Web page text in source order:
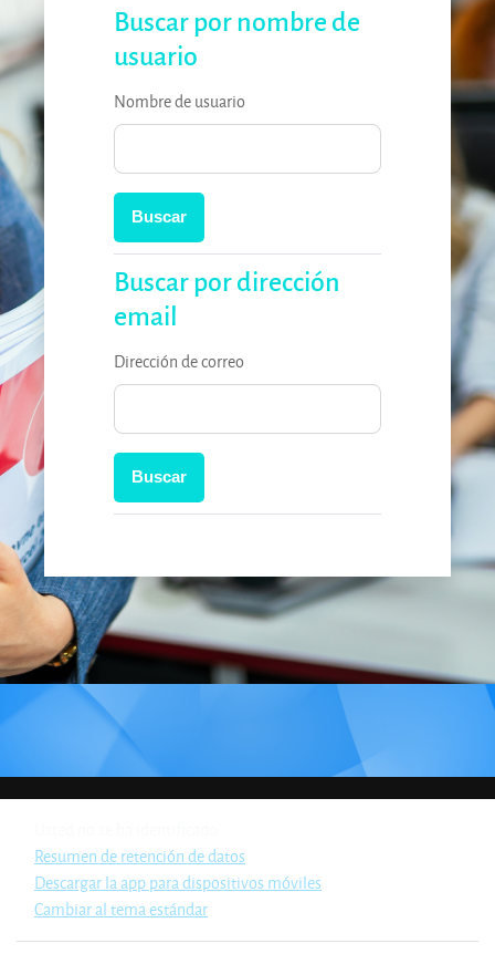
Buscar por nombre de usuario
Buscar por nombre de
usuario
Nombre de usuario
Buscar por dirección email
Buscar por dirección
email
Dirección de correo
Resumen de retención de datos
Descargar la app para dispositivos móviles
Cambiar al tema estándar